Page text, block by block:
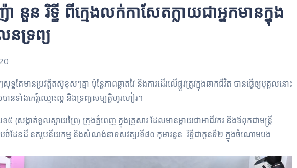
ន រិ​ទ្ឋី ពី​ក្មេង​លក់​កាសែត​ក្លាយជា​អ្នកមាន​ក្នុង​
ទ្រព្យ
ទ្ឋ​តែមាន​ប្រវត្តិ​តស៊ូខុសៗគ្នា ប៉ុន្តែ​ភាព​ឆ្លាត​វៃ និង​ការដើរ​លើផ្លូវ​ត្រូវ​ក្នុង​ឆាកជីវិត បានធ្វើ​ឲ្យ​បុគ្គល​នោះ​
ាំង​កេ​រ្ត៍​ឈ្មោះ​ល្អ និង​ទ្រព្យសម្បត្តិ​ហូរហៀរ។
៥ (សង្កាត់​ទួល​ស្វាយព្រៃ) ក្រុងភ្នំពេញ ក្នុង​គ្រួសារ ដែលមាន​ម្តាយ​ជា​អាជីវករ និង​ឪពុក​ជា​មន្ត្រី​
ៀបចំ​ដែនដី នគរូបនីយកម្ម និង​សំណង់​នា​ទសវត្សរ​ទី៨០ កុមារ​នួន រិ​ទ្ឋី​ជា​កូន​ទី២ ក្នុងចំណោម​បង